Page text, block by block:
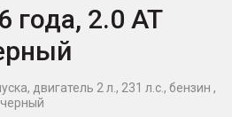
года, 2.0 AT
двигатель 2 л., 231 л.с., бензин ,